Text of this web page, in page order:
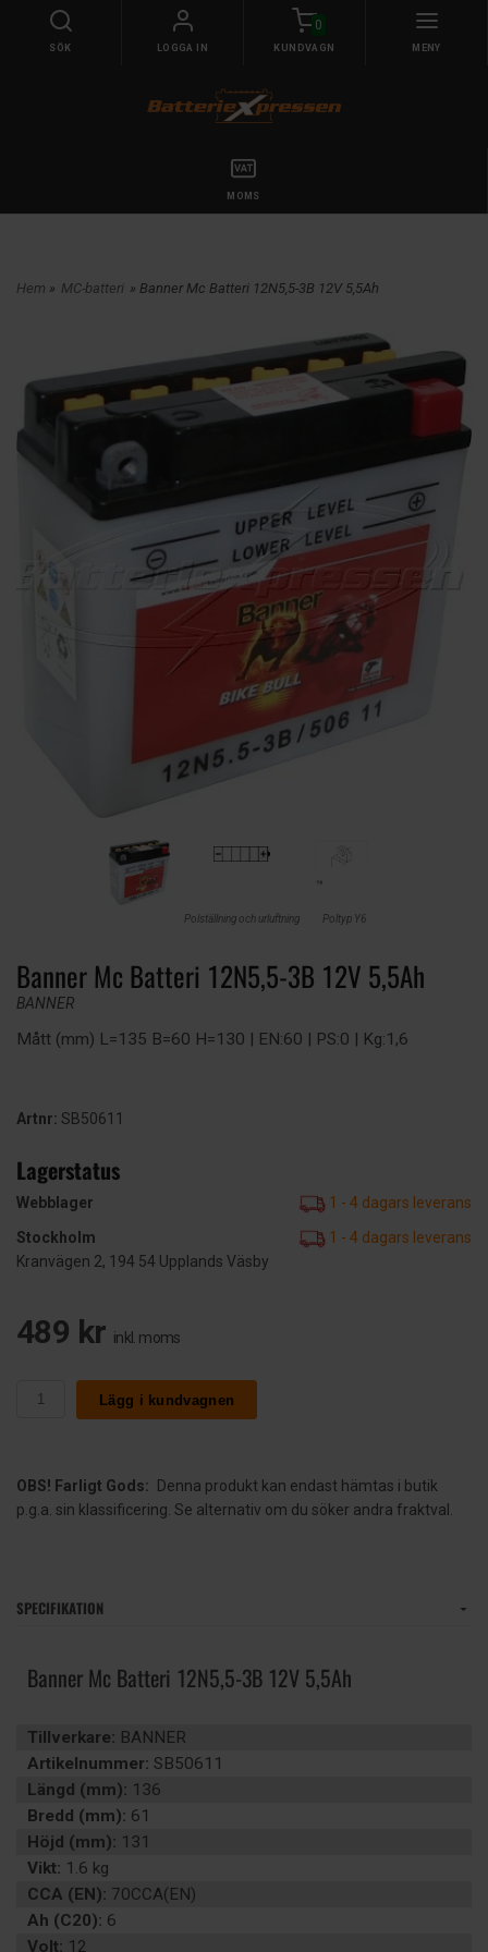
SÖK LOGGA IN
0
KUNDVAGN MENY
MOMS
Hem » MC-batteri » Banner Mc Batteri 12N5,5-3B 12V 5,5Ah
Polställning och urluftning Poltyp Y6
Banner Mc Batteri 12N5,5-3B 12V 5,5Ah
BANNER
Mått (mm) L=135 B=60 H=130 | EN:60 | PS:0 | Kg:1,6
Artnr: SB50611
Lagerstatus
Webblager
1 - 4 dagars leverans
Stockholm
1 - 4 dagars leverans
Kranvägen 2, 194 54 Upplands Väsby
489 kr inkl. moms
Lägg i kundvagnen
OBS! Farligt Gods:
Denna produkt kan endast hämtas i butik
p.g.a. sin klassificering. Se alternativ om du söker andra fraktval.
SPECIFIKATION
Banner Mc Batteri 12N5,5-3B 12V 5,5Ah
Tillverkare: BANNER
Artikelnummer: SB50611
Längd (mm): 136
Bredd (mm): 61
Höjd (mm): 131
Vikt: 1.6 kg
CCA (EN): 70CCA(EN)
Ah (C20): 6
Volt: 12